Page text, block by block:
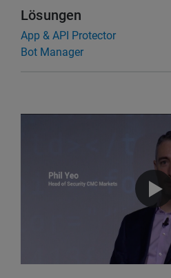
Lösungen
App & API Protector
Bot Manager